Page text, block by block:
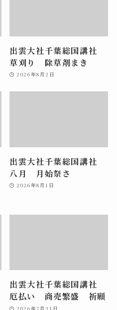
出雲大社千葉総国講社
草刈り 除草剤まき
2026年8月2日
出雲大社千葉総国講社
八月 月始祭さ
2026年8月1日
出雲大社千葉総国講社
厄払い 商売繁盛 祈願
2026年7月31日